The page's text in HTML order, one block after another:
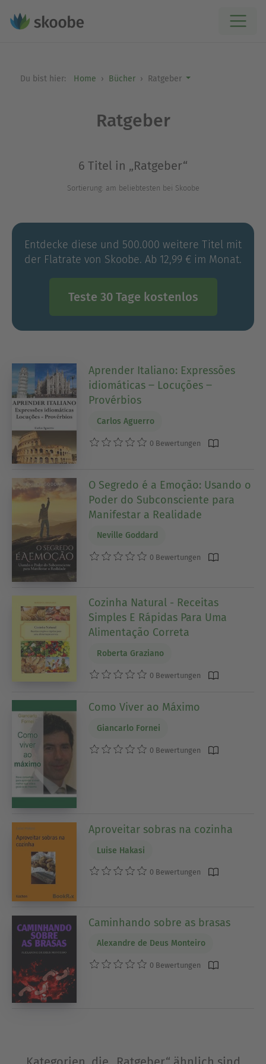
Du bist hier: Home Bücher Ratgeber
Ratgeber
6 Titel in „Ratgeber“
Sortierung: am beliebtesten bei Skoobe
Entdecke diese und 500.000 weitere Titel mit
der Flatrate von Skoobe. Ab 12,99 € im Monat.
Teste 30 Tage kostenlos
Aprender Italiano: Expressões
idiomáticas ‒ Locuções ‒
Provérbios
Carlos Aguerro
0 Bewertungen
O Segredo é a Emoção: Usando o
Poder do Subconsciente para
Manifestar a Realidade
Neville Goddard
0 Bewertungen
Cozinha Natural - Receitas
Simples E Rápidas Para Uma
Alimentação Correta
Roberta Graziano
0 Bewertungen
Como Viver ao Máximo
Giancarlo Fornei
0 Bewertungen
Aproveitar sobras na cozinha
Luise Hakasi
0 Bewertungen
Caminhando sobre as brasas
Alexandre de Deus Monteiro
0 Bewertungen